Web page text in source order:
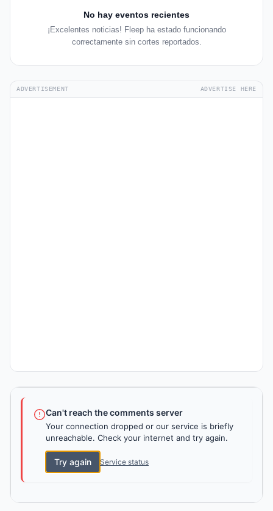
No hay eventos recientes
¡Excelentes noticias! Fleep ha estado funcionando
correctamente sin cortes reportados.
ADVERTISEMENT ADVERTISE HERE
Can't reach the comments server
Your connection dropped or our service is briefly
unreachable. Check your internet and try again.
Try again Service status